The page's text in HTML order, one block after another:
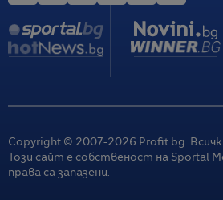
Copyright © 2007-2026 Profit.bg.
Този сайт е собственост на Sportal
права са запазени.